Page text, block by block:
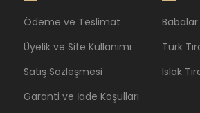
Ödeme ve Teslimat
Üyelik ve Site Kullanımı
Satış Sözleşmesi
Garanti ve İade Koşulları
Türk
Islak